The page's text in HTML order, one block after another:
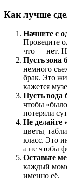
Как лучше
Начните с
Проведите
что — нет.
Пусть зона
немного
брак. Это
кажется
Пусть вода
чтобы
потеряли
Не делайте
цветы,
класс. Это
а не чтобы
Оставьте
каждый
именно её.